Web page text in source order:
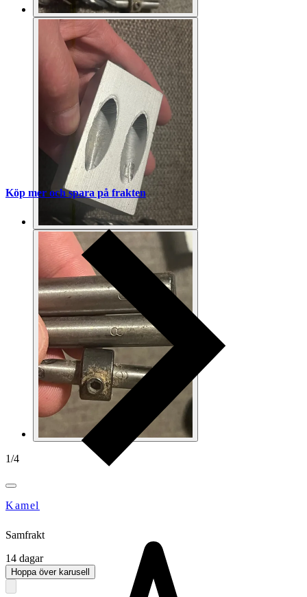
1/4
Kamel
Köp mer och spara på frakten
Samfrakt
14 dagar
Hoppa över karusell